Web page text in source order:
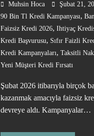
Muhsin Hoca Şubat 21,
90 Bin Tl Kredi Kampanyası,
Faizsiz Kredi 2026, Ihtiyaç
Kredi Başvurusu, Sıfır Faizli
Kredi Kampanyaları, Taksitli
Yeni Müşteri Kredi Fırsatı
Şubat 2026 itibarıyla birçok
kazanmak amacıyla faizsiz
devreye aldı. Kampanyalar…